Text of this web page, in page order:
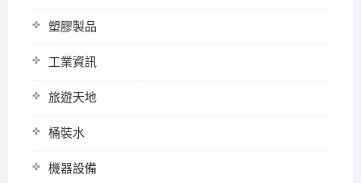
塑膠製品
工業資訊
旅遊天地
桶裝水
機器設備